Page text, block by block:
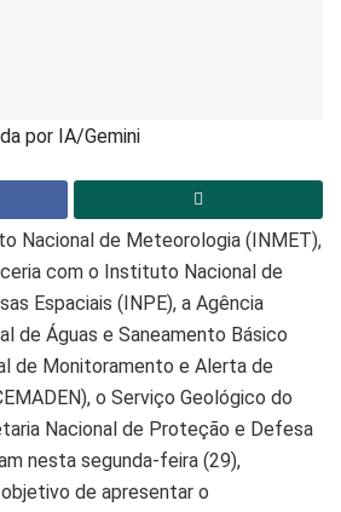
por IA/Gemini
Nacional de Meteorologia (INMET),
com o Instituto Nacional de
Espaciais (INPE), a Agência
de Águas e Saneamento Básico
de Monitoramento e Alerta de
o Serviço Geológico do
Nacional de Proteção e Defesa
nesta segunda-feira (29),
de apresentar o